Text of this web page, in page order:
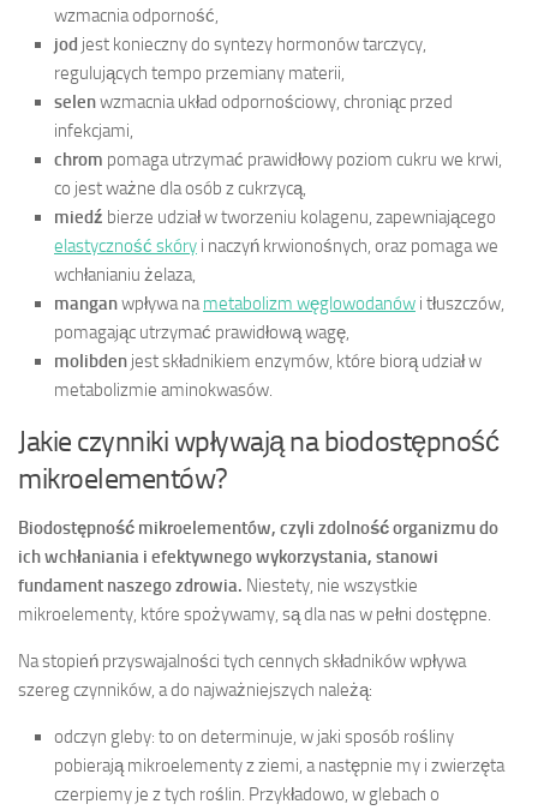
wzmacnia odporność,
jod jest konieczny do syntezy hormonów tarczycy,
regulujących tempo przemiany materii,
selenwzmacnia układ odpornościowy, chroniąc przed
infekcjami,
chrom pomaga utrzymać prawidłowy poziom cukru we krwi,
co jest ważne dla osób z cukrzycą,
miedź bierze udział w tworzeniu kolagenu, zapewniającego
elastyczność skóry i naczyń krwionośnych, oraz pomaga we
wchłanianiu żelaza,
manganwpływa nametabolizm węglowodanów i tłuszczów,
pomagając utrzymać prawidłową wagę,
molibden jest składnikiem enzymów, które biorą udział w
metabolizmie aminokwasów.
Jakie czynniki wpływają na biodostępność
mikroelementów?
Biodostępność mikroelementów, czyli zdolność organizmu do
ich wchłaniania i efektywnego wykorzystania, stanowi
fundament naszego zdrowia. Niestety, nie wszystkie
mikroelementy, które spożywamy, są dla nas w pełni dostępne.
Na stopień przyswajalności tych cennych składników wpływa
szereg czynników, a do najważniejszych należą:
odczyn gleby: to on determinuje, w jaki sposób rośliny
pobierają mikroelementy z ziemi, a następnie my i zwierzęta
czerpiemy je z tych roślin. Przykładowo, w glebach o